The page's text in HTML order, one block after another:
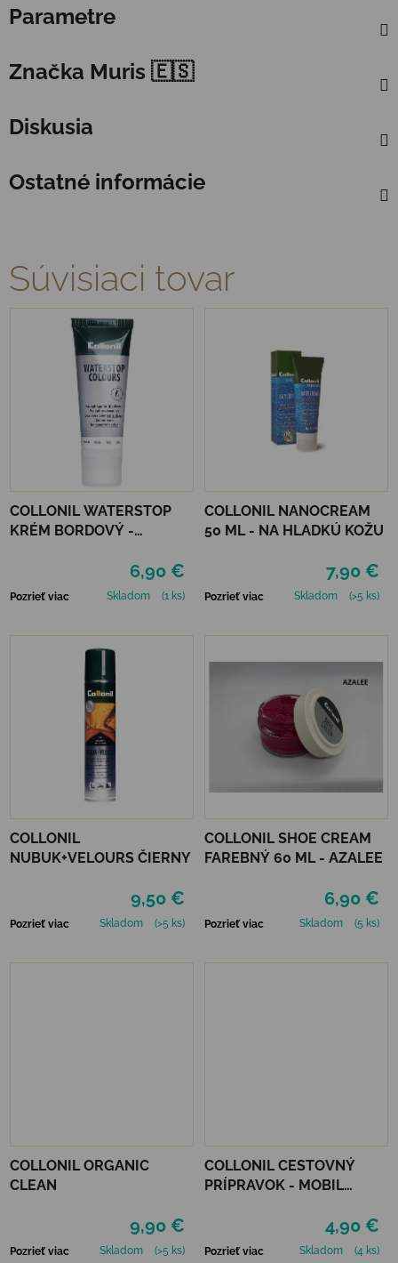
Parametre
Značka Muris 🇪🇸
Diskusia
Ostatné informácie
Súvisiaci tovar
COLLONIL WATERSTOP
KRÉM BORDOVÝ -
6,90 €
Pozrieť viac Skladom (1 ks)
COLLONIL NANOCREAM
50 ML - NA HLADKÚ KOŽU
7,90 €
Pozrieť viac Skladom (>5 ks)
COLLONIL
NUBUK+VELOURS ČIERNY
9,50 €
Pozrieť viac Skladom (>5 ks)
COLLONIL SHOE CREAM
FAREBNÝ 60 ML - AZALEE
6,90 €
Pozrieť viac Skladom (5 ks)
COLLONIL ORGANIC
CLEAN
9,90 €
Pozrieť viac Skladom (>5 ks)
COLLONIL CESTOVNÝ
PRÍPRAVOK - MOBIL
4,90 €
Pozrieť viac Skladom (4 ks)